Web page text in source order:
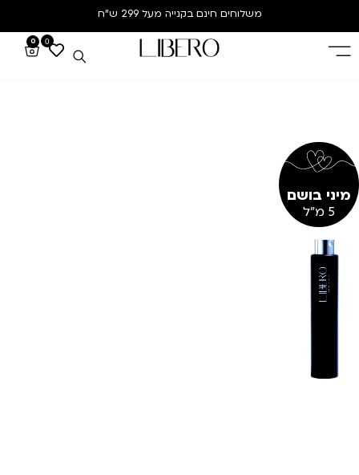
משלוחים חינם בקנייה מעל 299 ש”ח
0
0
מיני בושם
5 מ"ל